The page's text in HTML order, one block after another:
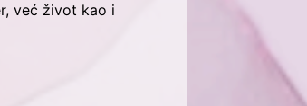
već život kao i